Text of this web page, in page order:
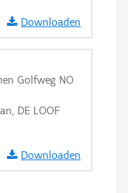
Downloaden
Golfweg NO
DE LOOF
Downloaden